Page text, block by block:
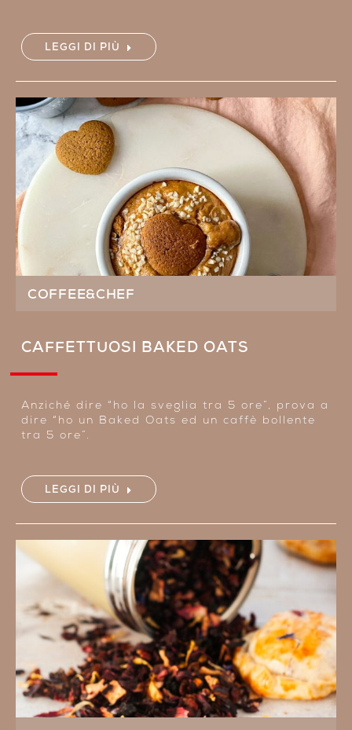
LEGGI DI PIÙ
COFFEE&CHEF
CAFFETTUOSI BAKED OATS
Anziché dire “ho la sveglia tra 5 ore”, prova a
dire “ho un Baked Oats ed un caffè bollente
tra 5 ore”.
LEGGI DI PIÙ